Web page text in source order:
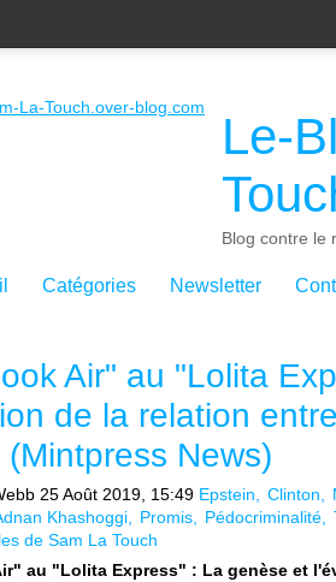
Le-
Blog contre le
Catégories Newsletter
Air" au "Lolita
de la relation
(Mintpress News)
25 Août 2019, 15:49 Epstein Clinton
Khashoggi Promis Pédocriminalité
de Sam La Touch
au "Lolita Express" : La genèse et